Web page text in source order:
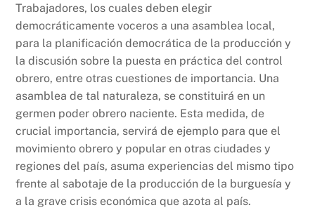
Trabajadores, los cuales deben elegir
democráticamente voceros a una asamblea local,
para la planificación democrática de la producción y
la discusión sobre la puesta en práctica del control
obrero, entre otras cuestiones de importancia. Una
asamblea de tal naturaleza, se constituirá en un
germen poder obrero naciente. Esta medida, de
crucial importancia, servirá de ejemplo para que el
movimiento obrero y popular en otras ciudades y
regiones del país, asuma experiencias del mismo tipo
frente al sabotaje de la producción de la burguesía y
a la grave crisis económica que azota al país.